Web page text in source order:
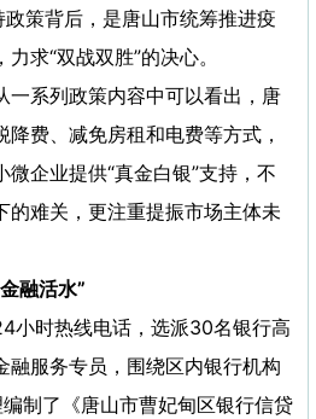
政策背后，是唐山市统筹推进疫
求“双战双胜”的决心。
一系列政策内容中可以看出，唐
费、减免房租和电费等方式，
企业提供“真金白银”支持，不
的难关，更注重提振市场主体未
融活水”
小时热线电话，选派30名银行高
融服务专员，围绕区内银行机构
制了《唐山市曹妃甸区银行信贷